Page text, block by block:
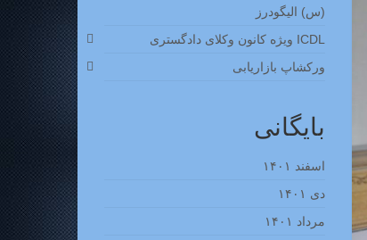
(س) الیگودرز
ICDL ویژه کانون وکلای دادگستری
ورکشاپ بازاریابی
بایگانی
اسفند ۱۴۰۱
دی ۱۴۰۱
مرداد ۱۴۰۱